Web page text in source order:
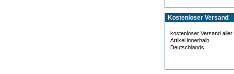
Kostenloser Versand
kostenloser Versand aller
Artikel innerhalb
Deutschlands.